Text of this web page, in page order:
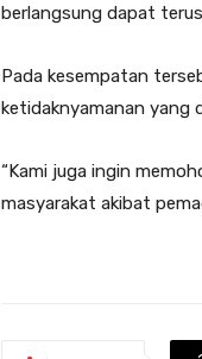
berlangsung dapat
Pada kesempatan
ketidaknyamanan yang
“Kami juga ingin
masyarakat akibat